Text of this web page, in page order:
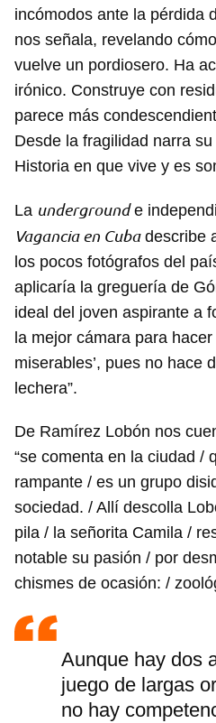
incómodos ante la pérdida
nos señala, revelando
vuelve un pordiosero. Ha
irónico. Construye con
parece más
Desde la fragilidad narra
Historia en que vive y es
La undergrounde
Vagancia en Cubadescribe
los pocos fotógrafos del
aplicaría la greguería de
ideal del joven aspirante a
la mejor cámara para
miserables’, pues no hace
lechera”.
De Ramírez Lobón nos
“se comenta en la ciudad /
rampante / es un grupo
sociedad. / Allí descolla
pila / la señorita Camila /
notable su pasión / por
chismes de ocasión: /
Aunque hay dos
juego de largas
no hay